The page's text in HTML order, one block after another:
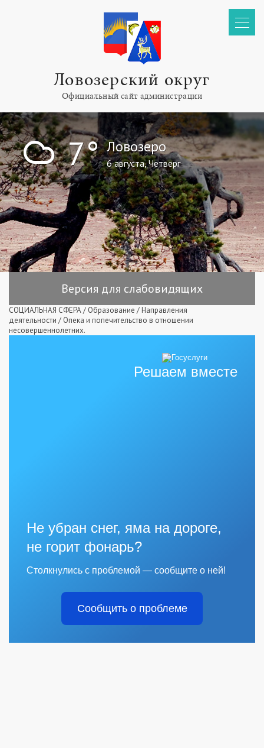
Ловозерский округ
Официальный сайт администрации
! 7° Ловозеро
6 августа, Четверг
Версия для слабовидящих
СОЦИАЛЬНАЯ СФЕРА/ Образование / Направления
деятельности / Опека и попечительство в отношении
несовершеннолетних.
Решаем вместе
Не убран снег, яма на дороге,
не горит фонарь?
Столкнулись с проблемой — сообщите о ней!
Сообщить о проблеме